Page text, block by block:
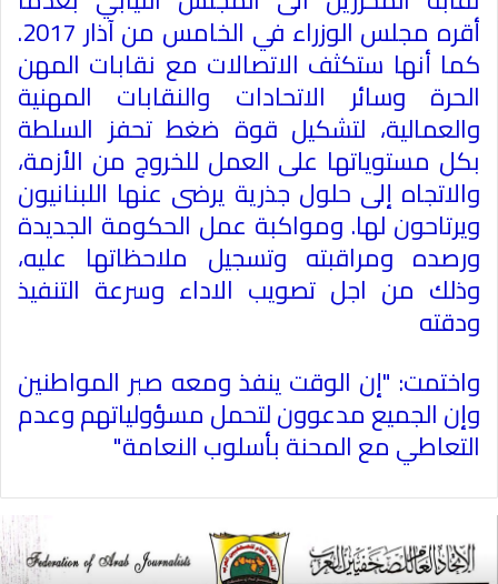
أقره مجلس الوزراء في الخامس من آذار 2017.
كما أنها ستكثف الاتصالات مع نقابات المهن
الحرة وسائر الاتحادات والنقابات المهنية
والعمالية، لتشكيل قوة ضغط تحفز السلطة
بكل مستوياتها على العمل للخروج من الأزمة،
والاتجاه إلى حلول جذرية يرضى عنها اللبنانيون
ويرتاحون لها. ومواكبة عمل الحكومة الجديدة
ورصده ومراقبته وتسجيل ملاحظاتها عليه،
وذلك من اجل تصويب الاداء وسرعة التنفيذ
ودقته
واختمت: "إن الوقت ينفذ ومعه صبر المواطنين
وإن الجميع مدعوون لتحمل مسؤولياتهم وعدم
التعاطي مع المحنة بأسلوب النعامة"